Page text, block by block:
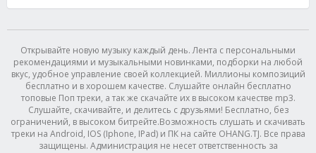
Открывайте новую музыку каждый день. Лента с персональными
рекомендациями и музыкальными новинками, подборки на любой
вкус, удобное управление своей коллекцией. Миллионы композиций
бесплатно и в хорошем качестве. Слушайте онлайн бесплатно
топовые Поп треки, а так же скачайте их в высоком качестве mp3.
Слушайте, скачивайте, и делитесь с друзьями! Бесплатно, без
ограничений, в высоком битрейте.Возможность слушать и скачивать
треки на Android, IOS (Iphone, IPad) и ПК на сайте OHANG.TJ. Все права
защищены. Администрация не несет ответственность за